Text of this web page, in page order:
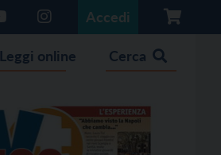
Accedi
Leggi online Cerca